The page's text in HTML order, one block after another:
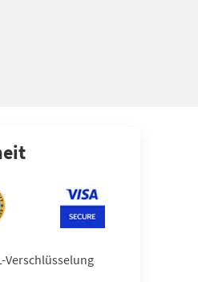
Verschlüsselung